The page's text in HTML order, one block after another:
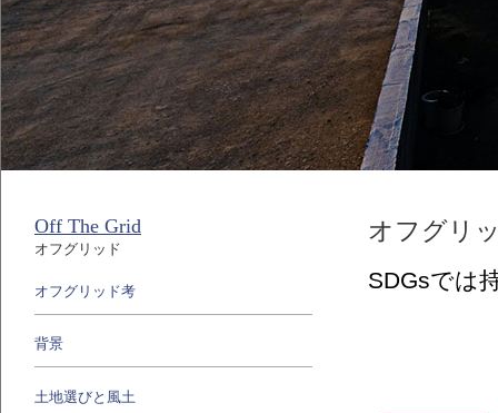
オフグリ
SDGsでは
Off The Grid
オフグリッド
オフグリッド考
背景
土地選びと風土